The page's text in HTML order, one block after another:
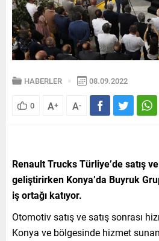
HABERLER 08.09.2022
0 A+ A-
Renault Trucks Türliye’de satış ve
geliştirirken Konya’da Buyruk
iş ortağı katıyor.
Otomotiv satış ve satış sonrası
Konya ve bölgesinde hizmet